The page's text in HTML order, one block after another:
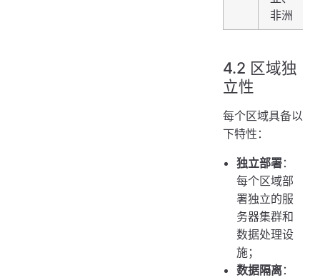
非洲
4.2 区域独
立性
每个区域具备以
下特性：
独立部署：
每个区域部
署独立的服
务器集群和
数据处理设
施；
数据隔离：